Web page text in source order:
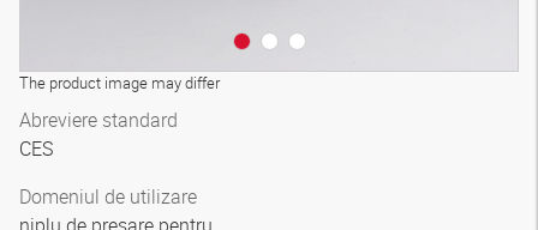
The product image may differ
Abreviere standard
CES
Domeniul de utilizare